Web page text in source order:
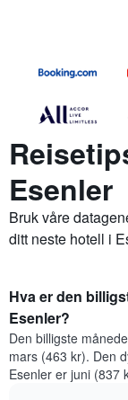
Esenler
Bruk våre
ditt neste hotell i
Hva er den
Esenler?
Den billigste
mars (463 kr). Den
Esenler er juni (837